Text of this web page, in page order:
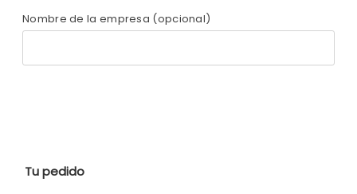
Nombre de la empresa (opcional)
Tu pedido